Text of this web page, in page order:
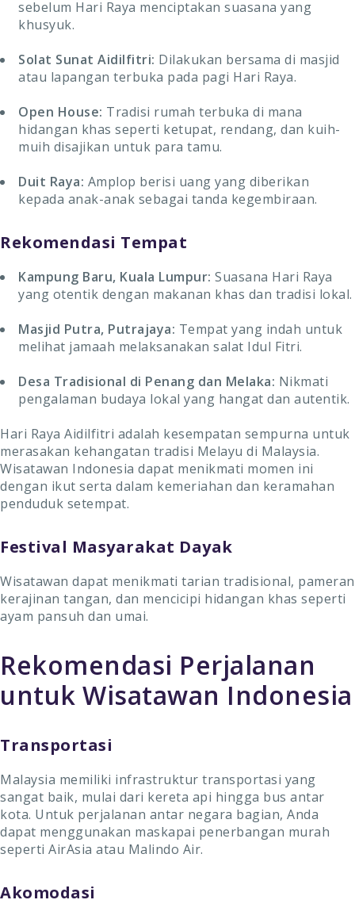
sebelum Hari Raya menciptakan suasana yang
khusyuk.
Solat Sunat Aidilfitri: Dilakukan bersama di masjid
atau lapangan terbuka pada pagi Hari Raya.
Open House: Tradisi rumah terbuka di mana
hidangan khas seperti ketupat, rendang, dan kuih-
muih disajikan untuk para tamu.
Duit Raya: Amplop berisi uang yang diberikan
kepada anak-anak sebagai tanda kegembiraan.
Rekomendasi Tempat
Kampung Baru, Kuala Lumpur: Suasana Hari Raya
yang otentik dengan makanan khas dan tradisi lokal.
Masjid Putra, Putrajaya: Tempat yang indah untuk
melihat jamaah melaksanakan salat Idul Fitri.
Desa Tradisional di Penang dan Melaka: Nikmati
pengalaman budaya lokal yang hangat dan autentik.
Hari Raya Aidilfitri adalah kesempatan sempurna untuk
merasakan kehangatan tradisi Melayu di Malaysia.
Wisatawan Indonesia dapat menikmati momen ini
dengan ikut serta dalam kemeriahan dan keramahan
penduduk setempat.
Festival Masyarakat Dayak
Wisatawan dapat menikmati tarian tradisional, pameran
kerajinan tangan, dan mencicipi hidangan khas seperti
ayam pansuh dan umai.
Rekomendasi Perjalanan
untuk Wisatawan Indonesia
Transportasi
Malaysia memiliki infrastruktur transportasi yang
sangat baik, mulai dari kereta api hingga bus antar
kota. Untuk perjalanan antar negara bagian, Anda
dapat menggunakan maskapai penerbangan murah
seperti AirAsia atau Malindo Air.
Akomodasi